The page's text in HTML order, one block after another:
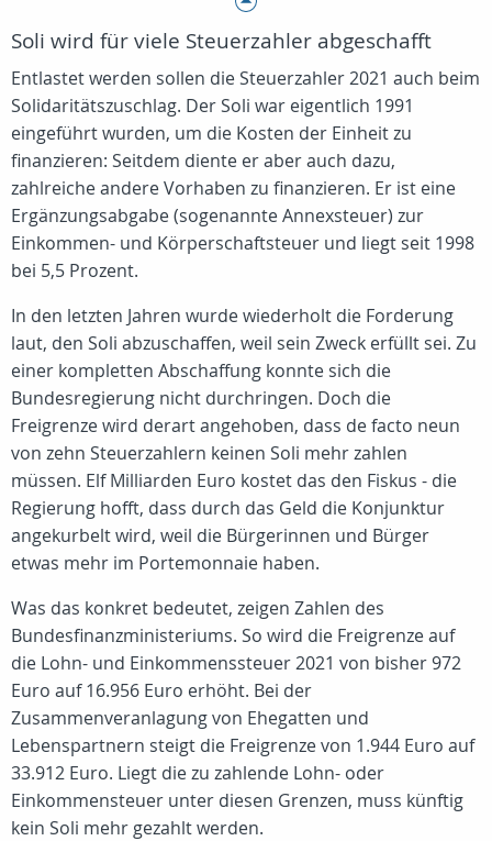
Soli wird für viele Steuerzahler abgeschafft
Entlastet werden sollen die Steuerzahler 2021 auch beim
Solidaritätszuschlag. Der Soli war eigentlich 1991
eingeführt wurden, um die Kosten der Einheit zu
finanzieren: Seitdem diente er aber auch dazu,
zahlreiche andere Vorhaben zu finanzieren. Er ist eine
Ergänzungsabgabe (sogenannte Annexsteuer) zur
Einkommen- und Körperschaftsteuer und liegt seit 1998
bei 5,5 Prozent.
In den letzten Jahren wurde wiederholt die Forderung
laut, den Soli abzuschaffen, weil sein Zweck erfüllt sei. Zu
einer kompletten Abschaffung konnte sich die
Bundesregierung nicht durchringen. Doch die
Freigrenze wird derart angehoben, dass de facto neun
von zehn Steuerzahlern keinen Soli mehr zahlen
müssen. Elf Milliarden Euro kostet das den Fiskus - die
Regierung hofft, dass durch das Geld die Konjunktur
angekurbelt wird, weil die Bürgerinnen und Bürger
etwas mehr im Portemonnaie haben.
Was das konkret bedeutet, zeigen Zahlen des
Bundesfinanzministeriums. So wird die Freigrenze auf
die Lohn- und Einkommenssteuer 2021 von bisher 972
Euro auf 16.956 Euro erhöht. Bei der
Zusammenveranlagung von Ehegatten und
Lebenspartnern steigt die Freigrenze von 1.944 Euro auf
33.912 Euro. Liegt die zu zahlende Lohn- oder
Einkommensteuer unter diesen Grenzen, muss künftig
kein Soli mehr gezahlt werden.